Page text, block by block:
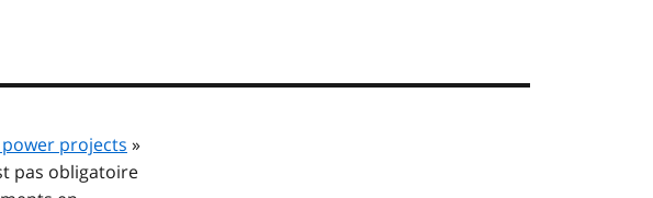
projects »
pas obligatoire